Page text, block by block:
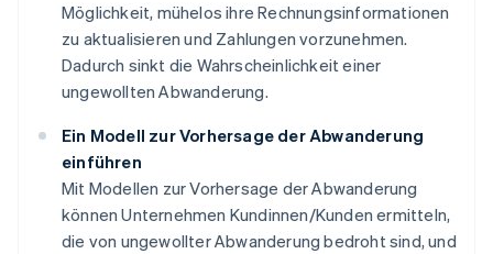
Möglichkeit, mühelos ihre Rechnungsinformationen
zu aktualisieren und Zahlungen vorzunehmen.
Dadurch sinkt die Wahrscheinlichkeit einer
ungewollten Abwanderung.
Ein Modell zur Vorhersage der Abwanderung
einführen
Mit Modellen zur Vorhersage der Abwanderung
können Unternehmen Kundinnen/Kunden ermitteln,
die von ungewollter Abwanderung bedroht sind, und